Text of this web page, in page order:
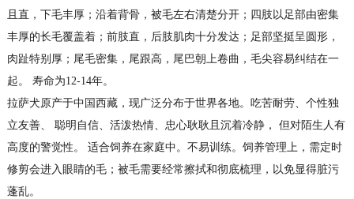
且直，下毛丰厚；沿着背骨，被毛左右清楚分开；四肢以足部由密集
丰厚的长毛覆盖着；前肢直，后肢肌肉十分发达；足部坚挺呈圆形，
肉趾特别厚；尾毛密集，尾跟高，尾巴朝上卷曲，毛尖容易纠结在一
起。 寿命为12-14年。
拉萨犬原产于中国西藏，现广泛分布于世界各地。吃苦耐劳、个性独
立友善、 聪明自信、活泼热情、忠心耿耿且沉着冷静， 但对陌生人有
高度的警觉性。 适合饲养在家庭中。不易训练。饲养管理上，需定时
修剪会进入眼睛的毛；被毛需要经常擦拭和彻底梳理，以免显得脏污
蓬乱。